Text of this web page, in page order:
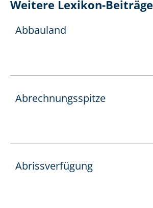
Weitere Lexikon-Beiträge
Abbauland
Ab­rech­nungs­spit­ze
Abrissverfügung